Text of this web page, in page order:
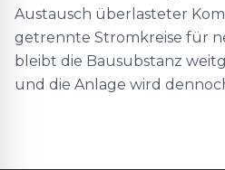
Austausch überlasteter
getrennte Stromkreise für
bleibt die Bausubstanz
und die Anlage wird